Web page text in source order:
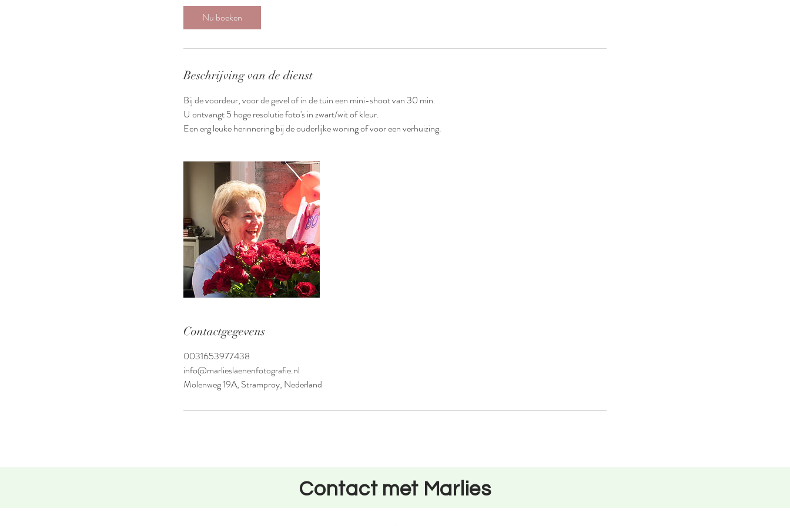
n
Nu boeken
Beschrijving van de dienst
Bij de voordeur, voor de gevel of in de tuin een mini-shoot van 30 min.
U ontvangt 5 hoge resolutie foto's in zwart/wit of kleur.
Een erg leuke herinnering bij de ouderlijke woning of voor een verhuizing.
Contactgegevens
0031653977438
info@marlieslaenenfotografie.nl
Molenweg 19A, Stramproy, Nederland
Contact met Marlies